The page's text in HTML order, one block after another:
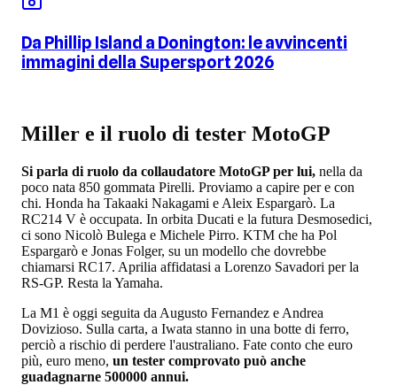
Da Phillip Island a Donington: le avvincenti
immagini della Supersport 2026
Miller e il ruolo di tester MotoGP
Si parla di ruolo da collaudatore MotoGP per lui, nella da
poco nata 850 gommata Pirelli. Proviamo a capire per e con
chi. Honda ha Takaaki Nakagami e Aleix Espargarò. La
RC214 V è occupata. In orbita Ducati e la futura Desmosedici,
ci sono Nicolò Bulega e Michele Pirro. KTM che ha Pol
Espargarò e Jonas Folger, su un modello che dovrebbe
chiamarsi RC17. Aprilia affidatasi a Lorenzo Savadori per la
RS-GP. Resta la Yamaha.
La M1 è oggi seguita da Augusto Fernandez e Andrea
Dovizioso. Sulla carta, a Iwata stanno in una botte di ferro,
perciò a rischio di perdere l'australiano. Fate conto che euro
più, euro meno, un tester comprovato può anche
guadagnarne 500000 annui.